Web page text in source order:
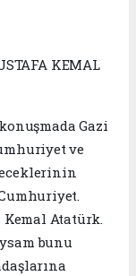
KEMAL
Gazi
ve
Atatürk.
bunu